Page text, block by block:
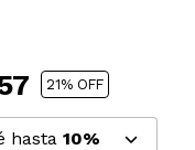
21% OFF
hasta 10%